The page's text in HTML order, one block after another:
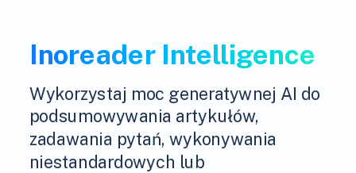
Inoreader Intelligence
Wykorzystaj moc generatywnej AI do
podsumowywania artykułów,
zadawania pytań, wykonywania
niestandardowych lub